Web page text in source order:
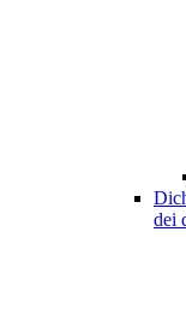
dei